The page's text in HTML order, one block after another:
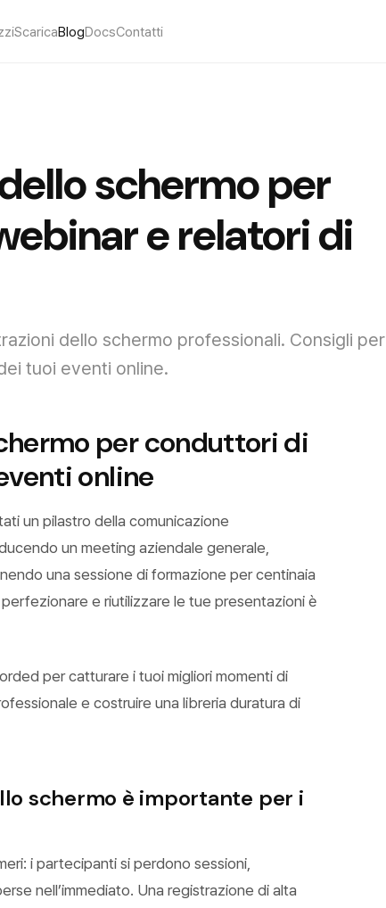
ScaricaBlogDocsContatti
schermo per
e relatori di
dello schermo professionali. Consigli per
tuoi eventi online.
per conduttori di
online
un pilastro della comunicazione
un meeting aziendale generale,
una sessione di formazione per centinaia
e riutilizzare le tue presentazioni è
per catturare i tuoi migliori momenti di
e costruire una libreria duratura di
schermo è importante per i
i partecipanti si perdono sessioni,
nell’immediato. Una registrazione di alta